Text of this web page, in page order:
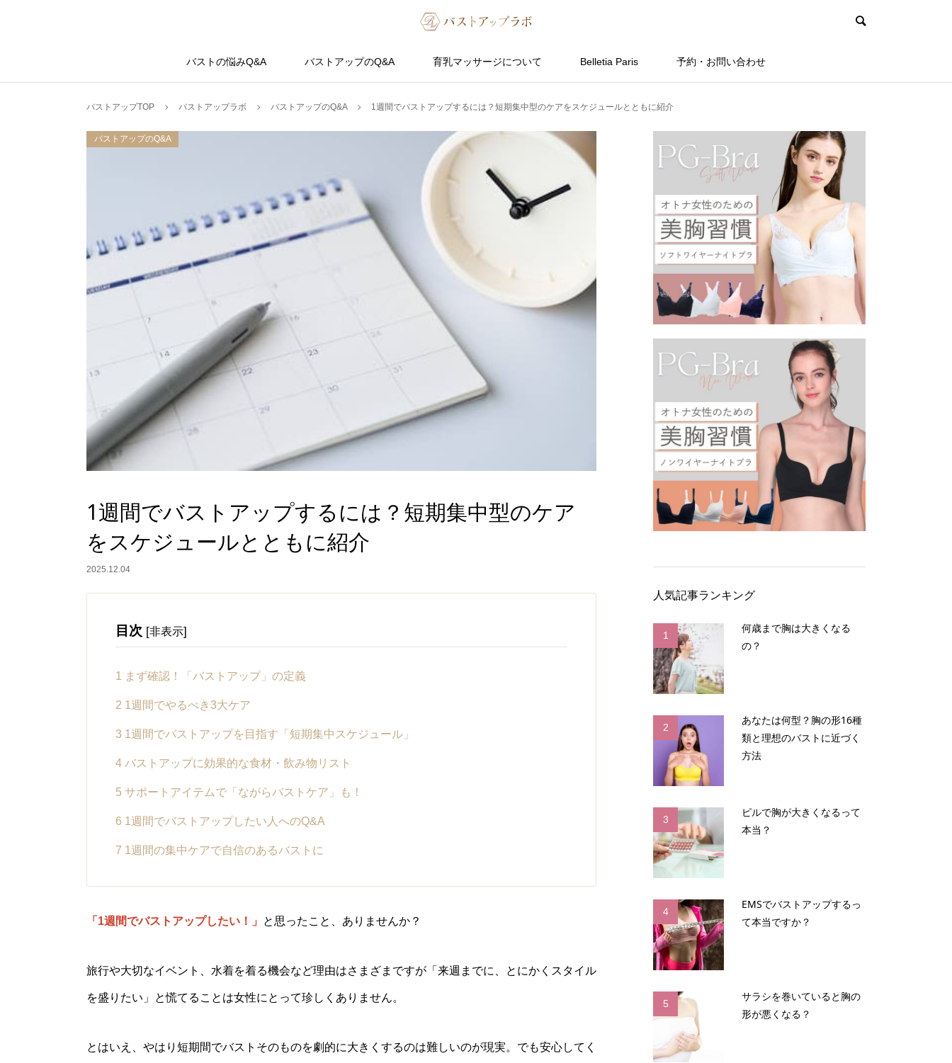
バストの悩みQ&A バストアップのQ&A 育乳マッサージについて Belletia Paris 予約・お問い合わせ
バストアップTOP バストアップラボ バストアップのQ&A 1週間でバストアップするには？短期集中型のケアをスケジュールとともに紹介
バストアップのQ&A
1週間でバストアップするには？短期集中型のケア
をスケジュールとともに紹介
2025.12.04
目次 [非表示]
1 まず確認！「バストアップ」の定義
2 1週間でやるべき3大ケア
3 1週間でバストアップを目指す「短期集中スケジュール」
4 バストアップに効果的な食材・飲み物リスト
5 サポートアイテムで「ながらバストケア」も！
6 1週間でバストアップしたい人へのQ&A
7 1週間の集中ケアで自信のあるバストに
「1週間でバストアップしたい！」 と思ったこと、ありませんか？
旅行や大切なイベント、水着を着る機会など理由はさまざまですが「来週までに、とにかくスタイル
を盛りたい」と慌てることは女性にとって珍しくありません。
とはいえ、やはり短期間でバストそのものを劇的に大きくするのは難しいのが現実。でも安心してく
人気記事ランキング
1
何歳まで胸は大きくなる
の？
2
あなたは何型？胸の形16種
類と理想のバストに近づく
方法
3
ピルで胸が大きくなるって
本当？
4
EMSでバストアップするっ
て本当ですか？
5
サラシを巻いていると胸の
形が悪くなる？